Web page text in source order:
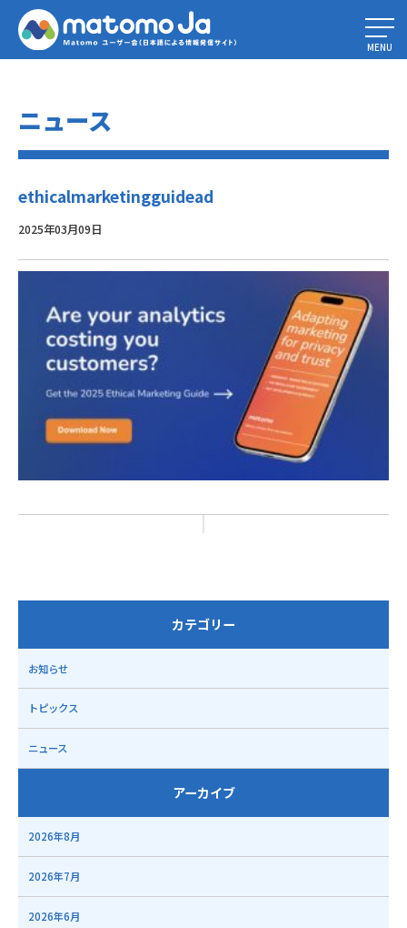
Home» ウェブサイトのトラフィックをチェックする方法：完全ガイド
ethicalmarketingguidead
MENU
ニュース
ethicalmarketingguidead
2025年03月09日
カテゴリー
お知らせ
トピックス
ニュース
アーカイブ
2026年8月
2026年7月
2026年6月